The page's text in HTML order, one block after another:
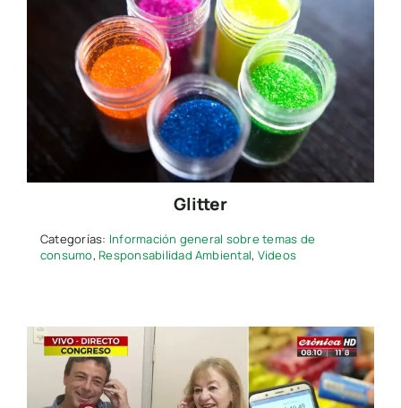
Glitter
Categorías: Información general sobre temas de
consumo,Responsabilidad Ambiental, Videos